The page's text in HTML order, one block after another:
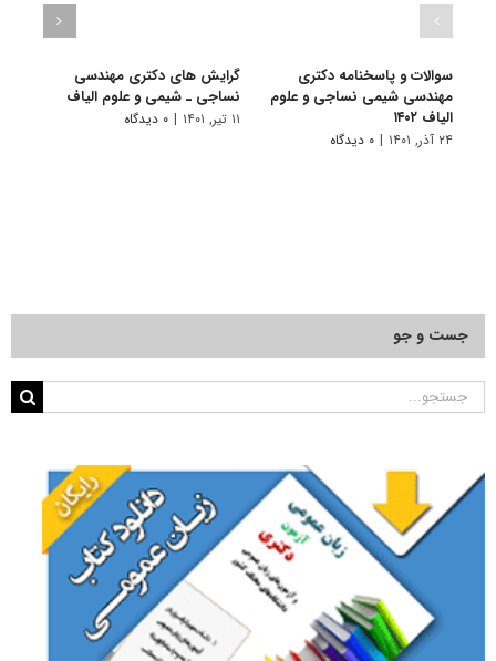
سوالات و پاسخنامه دکتری
مهندسی شیمی نساجی و علوم
الیاف ۱۴۰۲
۲۴ آذر, ۱۴۰۱ | ۰ دیدگاه
گرایش های دکتری مهندسی
نساجی ـ شیمی و ﻋﻠﻮم اﻟﻴﺎف
۱۱ تیر, ۱۴۰۱ | ۰ دیدگاه
جست و جو
جستجو